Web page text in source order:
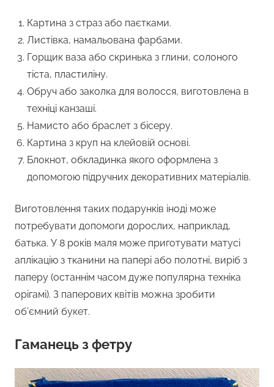
Картина з страз або паєтками.
Листівка, намальована фарбами.
Горщик ваза або скринька з глини, солоного
тіста, пластиліну.
Обруч або заколка для волосся, виготовлена в
техніці канзаші.
Намисто або браслет з бісеру.
Картина з круп на клейовій основі.
Блокнот, обкладинка якого оформлена з
допомогою підручних декоративних матеріалів.
Виготовлення таких подарунків іноді може
потребувати допомоги дорослих, наприклад,
батька. У 8 років маля може приготувати матусі
аплікацію з тканини на папері або полотні, виріб з
паперу (останнім часом дуже популярна техніка
орігамі). З паперових квітів можна зробити
об’ємний букет.
Гаманець з фетру